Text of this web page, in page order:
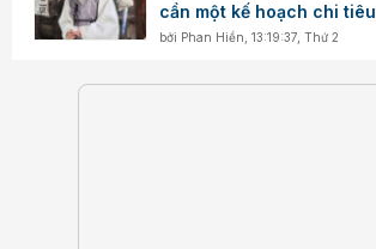
cần một kế hoạch chi tiêu
bởi Phan Hiền ,13:19:37, Thứ 2